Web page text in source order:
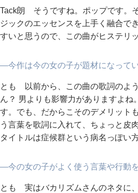
Tack朗 そうですね。ポップです。
ジックのエッセンスを上手く融合で
すいと思うので、この曲がヒステリ
―今作は今の女の子が題材になって
とも 以前から、この曲の歌詞のよ
ん？ 男よりも影響力がありますよ
す。でも、だからこそのデメリット
う言葉を歌詞に入れて、ちょっと皮
タイトルは症候群という病名っぽい
―今の女の子がよく使う言葉や行動
とも 実はバカリズムさんのネタに